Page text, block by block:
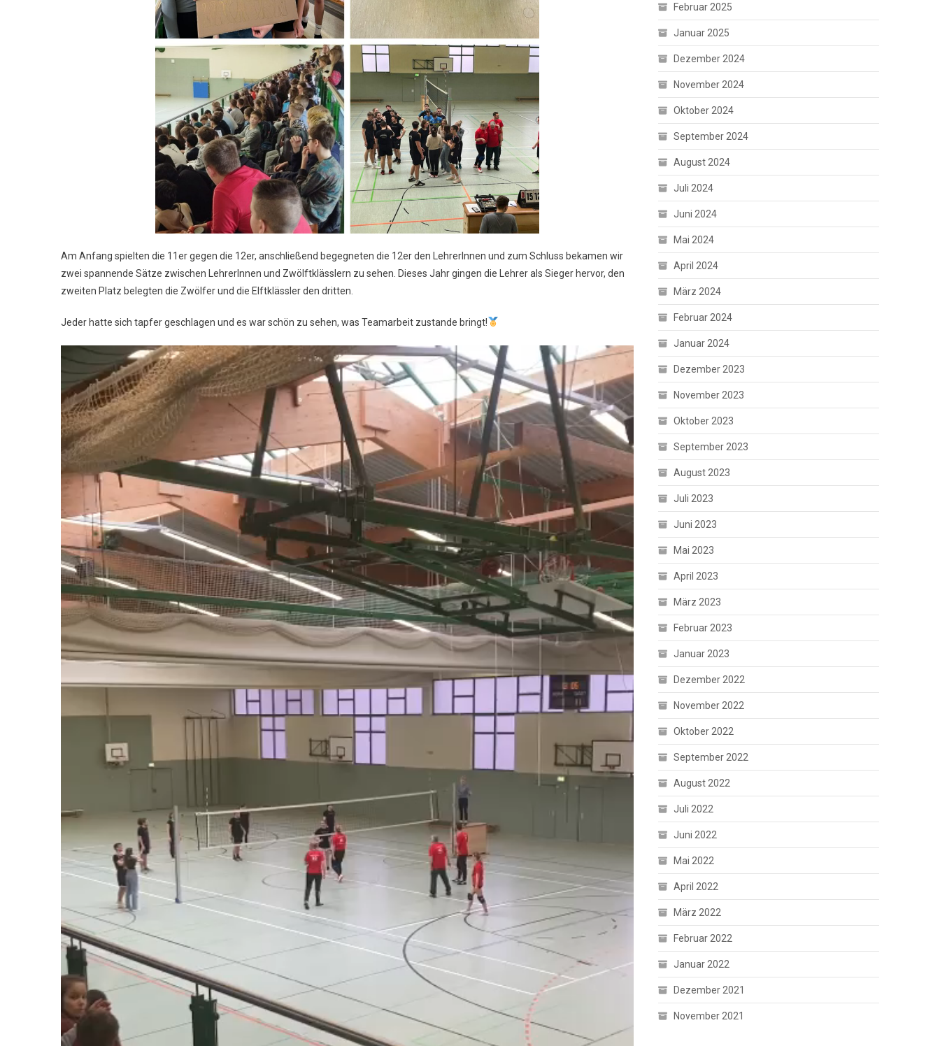
Am Anfang spielten die 11er gegen die 12er, anschließend begegneten die 12er den LehrerInnen und zum Schluss bekamen wir
zwei spannende Sätze zwischen LehrerInnen und Zwölftklässlern zu sehen. Dieses Jahr gingen die Lehrer als Sieger hervor, den
zweiten Platz belegten die Zwölfer und die Elftklässler den dritten.
Jeder hatte sich tapfer geschlagen und es war schön zu sehen, was Teamarbeit zustande bringt!
Februar 2025
Januar 2025
Dezember 2024
November 2024
Oktober 2024
September 2024
August 2024
Juli 2024
Juni 2024
Mai 2024
April 2024
März 2024
Februar 2024
Januar 2024
Dezember 2023
November 2023
Oktober 2023
September 2023
August 2023
Juli 2023
Juni 2023
Mai 2023
April 2023
März 2023
Februar 2023
Januar 2023
Dezember 2022
November 2022
Oktober 2022
September 2022
August 2022
Juli 2022
Juni 2022
Mai 2022
April 2022
März 2022
Februar 2022
Januar 2022
Dezember 2021
November 2021